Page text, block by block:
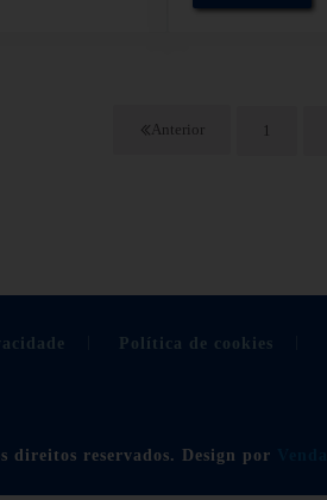
Anterior Página
1
Política de cookies
direitos reservados. Design por